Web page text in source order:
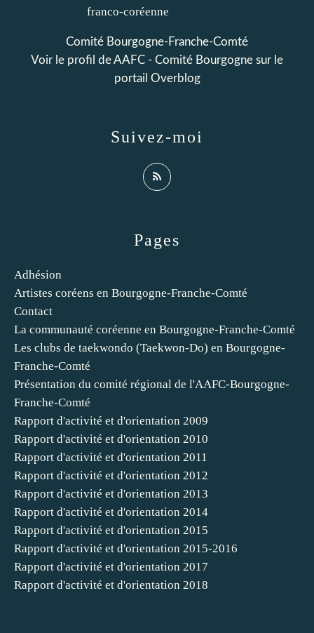
Pages
Adhésion
Artistes coréens en Bourgogne-Franche-Comté
Contact
La communauté coréenne en Bourgogne-Franche-Comté
Les clubs de taekwondo (Taekwon-Do) en Bourgogne-
Franche-Comté
Présentation du comité régional de l'AAFC-Bourgogne-
Franche-Comté
Rapport d'activité et d'orientation 2009
Rapport d'activité et d'orientation 2010
Rapport d'activité et d'orientation 2011
Rapport d'activité et d'orientation 2012
Rapport d'activité et d'orientation 2013
Rapport d'activité et d'orientation 2014
Rapport d'activité et d'orientation 2015
Rapport d'activité et d'orientation 2015-2016
Rapport d'activité et d'orientation 2017
Rapport d'activité et d'orientation 2018
Comité Bourgogne-Franche-Comté
Voir le profil deAAFC - Comité Bourgogne sur le
portail Overblog
Suivez-moi